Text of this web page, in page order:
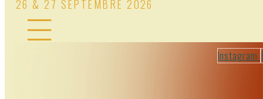
26 & 27 SEPTEMBRE 2026
Instagram